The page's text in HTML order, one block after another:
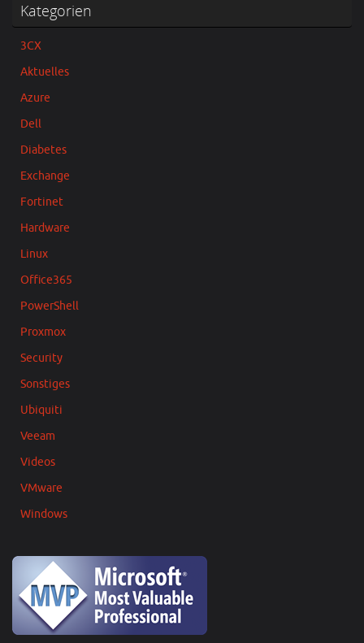
Kategorien
3CX
Aktuelles
Azure
Dell
Diabetes
Exchange
Fortinet
Hardware
Linux
Office365
PowerShell
Proxmox
Security
Sonstiges
Ubiquiti
Veeam
Videos
VMware
Windows